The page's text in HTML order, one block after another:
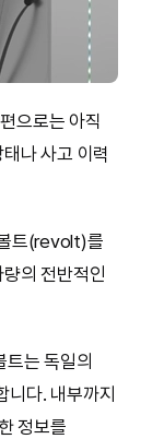
으로는 아직
나 사고 이력
트(revolt)를
의 전반적인
트는 독일의
니다. 내부까지
정보를